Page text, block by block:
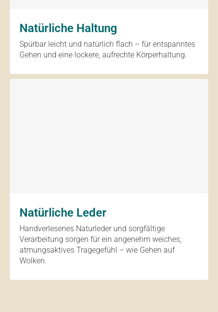
Natürliche Haltung
Spürbar leicht und natürlich flach – für entspanntes
Gehen und eine lockere, aufrechte Körperhaltung.
Natürliche Leder
Handverlesenes Naturleder und sorgfältige
Verarbeitung sorgen für ein angenehm weiches,
atmungsaktives Tragegefühl – wie Gehen auf
Wolken.